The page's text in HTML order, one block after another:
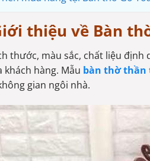
thiệu về Bàn
thước, màu sắc, chất liệu định
khách hàng. Mẫu bàn thờ thần
gian ngôi nhà.